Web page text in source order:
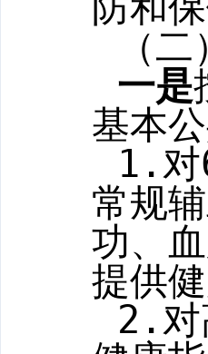
（
一是
基本
1. 对
常规
功、
提供
2.